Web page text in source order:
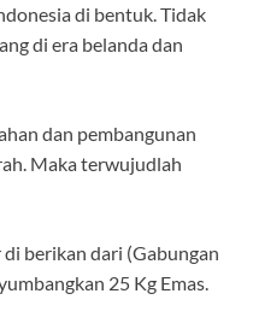
di bentuk. Tidak
di era belanda dan
dan pembangunan
Maka terwujudlah
berikan dari (Gabungan
25 Kg Emas.